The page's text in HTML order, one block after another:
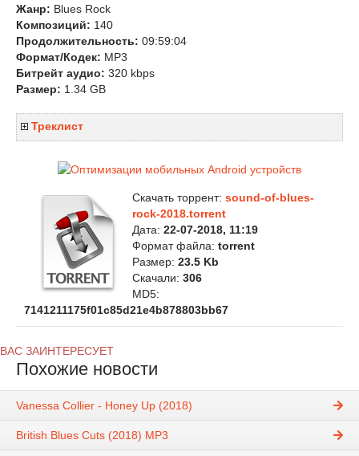
Жанр: Blues Rock
Композиций: 140
Продолжительность: 09:59:04
Формат/Кодек: MP3
Битрейт аудио: 320 kbps
Размер: 1.34 GB
Треклист
Скачать торрент: sound-of-blues-
rock-2018.torrent
Дата: 22-07-2018, 11:19
Формат файла: torrent
Размер: 23.5 Kb
Скачали: 306
MD5:
7141211175f01c85d21e4b878803bb67
ВАС ЗАИНТЕРЕСУЕТ
Похожие новости
Vanessa Collier - Honey Up (2018)
British Blues Cuts (2018) MP3